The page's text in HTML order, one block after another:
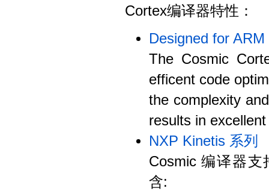
Cortex编译器特性：
Designed for
The Cosmic
efficent code
the complexity
results in
NXP Kinetis 系列
Cosmic 编译器支
含: